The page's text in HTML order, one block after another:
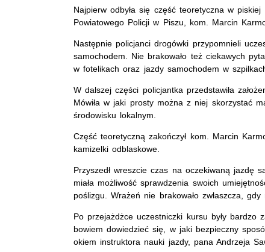
Najpierw odbyła się część teoretyczna w
Powiatowego Policji w Piszu, kom. Marcin
Następnie policjanci drogówki przypomnieli
samochodem. Nie brakowało też ciekawych
w fotelikach oraz jazdy samochodem w
W dalszej części policjantka przedstawiła
Mówiła w jaki prosty można z niej skorzystać
środowisku lokalnym.
Część teoretyczną zakończył kom. Marcin
kamizelki odblaskowe.
Przyszedł wreszcie czas na oczekiwaną jazdę
miała możliwość sprawdzenia swoich
poślizgu. Wrażeń nie brakowało zwłaszcza,
Po przejażdżce uczestniczki kursu były bardzo
bowiem dowiedzieć się, w jaki bezpieczny
okiem instruktora nauki jazdy, pana Andrzeja